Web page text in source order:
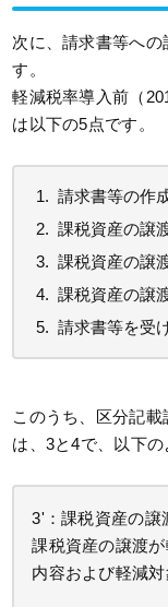
次に、請求書等へ
す。
軽減税率導入前（
は以下の5点です。
請求書等の作
課税資産の譲
課税資産の譲
課税資産の譲
請求書等を受
このうち、区分記
は、3と4で、以下の
3'：課税資産の譲
課税資産の譲渡
内容および軽減